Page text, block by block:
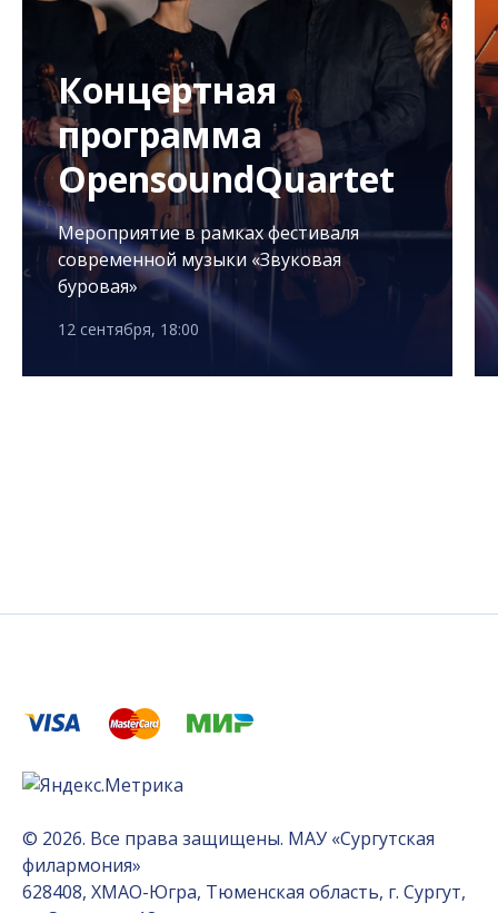
Концертная
программа
OpensoundQuartet
Мероприятие в рамках фестиваля
современной музыки «Звуковая
буровая»
12 сентября, 18:00
© 2026. Все права защищены. МАУ «Сургутская
филармония»
628408, ХМАО-Югра, Тюменская область, г. Сургут,